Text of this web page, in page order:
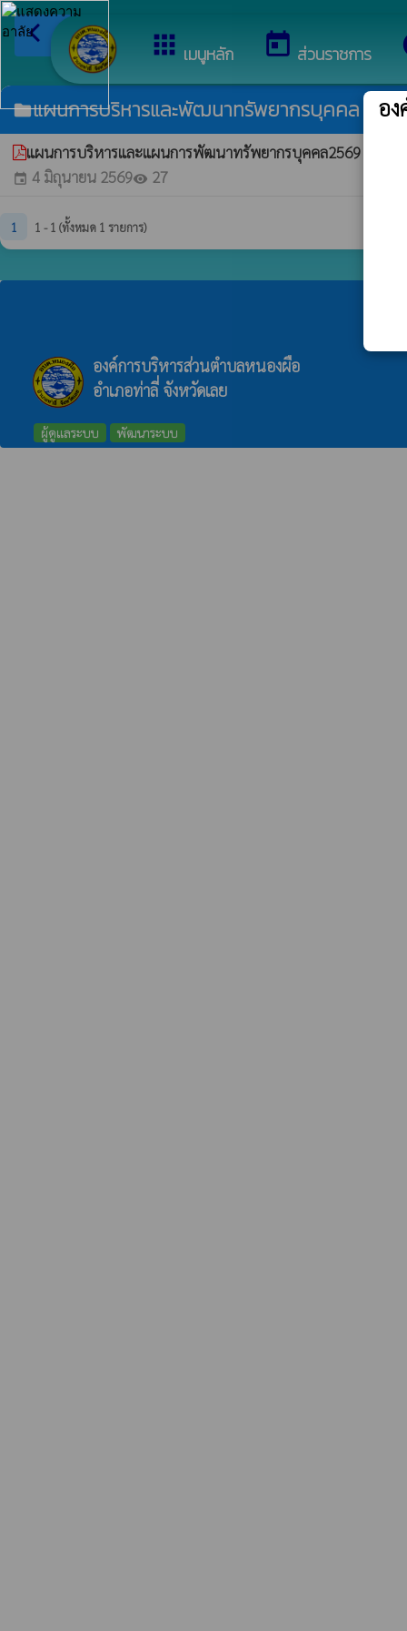
apps เมนูหลัก today ส่วนราชการ
arrow_back_ios กลับเมนูหลัก ยิ
folderแผนการบริหารและพัฒนาทรัพยากรบุคคล
แผนการบริหารและแผนการพัฒนาทรัพยากรบุคคล2569
event 4 มิถุนายน 2569visibility 27
1 1 - 1 (ทั้งหมด 1 รายการ)
องค์การบริหารส่วนตำบลหนองผือ
อำเภอท่าลี่ จังหวัดเลย
ผู้ดูแลระบบ พัฒนาระบบ
อ